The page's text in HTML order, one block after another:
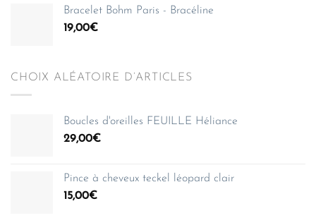
Bracelet Bohm Paris - Bracéline
19,00€
CHOIX ALÉATOIRE D’ARTICLES
Boucles d'oreilles FEUILLE Héliance
29,00€
Pince à cheveux teckel léopard clair
15,00€